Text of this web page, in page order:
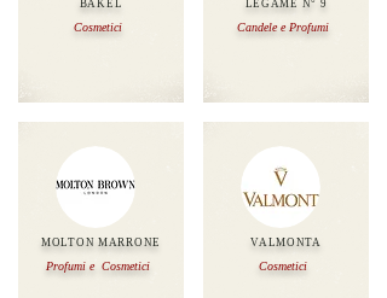
BAKEL
Cosmetici
MOLTON MARRONE
Profumi e Cosmetici
LEGAME N° 9
Candele e Profumi
VALMONTA
Cosmetici